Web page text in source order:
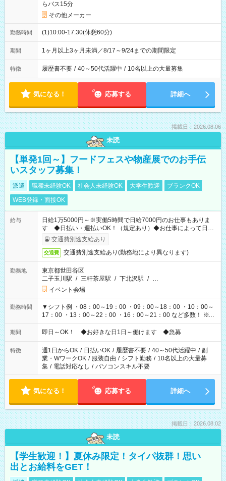
らバス15分
その他メーカー
勤務時間 (1)10:00-17:30(休憩60分)
期間 1ヶ月以上3ヶ月未満／8/17～9/24までの期間限定
特徴 履歴書不要 / 40～50代活躍中 / 10名以上の大量募集
気になる！ 応募する 詳細へ
掲載日：2026.08.06
未読
【単発1回～】フードフェスや物産展でのお手伝
いスタッフ募集！
派遣 職種未経験OK 社会人未経験OK 大学生歓迎
ブランクOK
WEB登録・面接OK
給与
日給1万5000円～※実働5時間で日給7000円のお仕事もありま
す ◆日払い・週払いOK！（規定あり）◆お仕事によって日給
も異なります
交通費別途支給あり
交通費 交通費別途支給あり(勤務地により異なります)
勤務地
東京都世田谷区
二子玉川駅 / 三軒茶屋駅 / 下北沢駅 / …
イベント会場
勤務時間
▼シフト例 ・08：00～19：00 ・09：00～18：00 ・10：00～
17：00 ・13：00～22：00 ・16：00～21：00 など多数！ ※お
仕事により勤務時間が異なります
期間 即日～OK！ ◆お好きな日1日～働けます ◆急募
特徴 週1日からOK / 日払いOK / 履歴書不要 / 40～50代活躍中 / 副
業・WワークOK / 服装自由 / シフト勤務 / 10名以上の大量募
集 / 電話対応なし / パソコンスキル不要
気になる！ 応募する 詳細へ
掲載日：2026.08.02
未読
【学生歓迎！】夏休み限定！タイパ抜群！思い
出とお給料をGET！